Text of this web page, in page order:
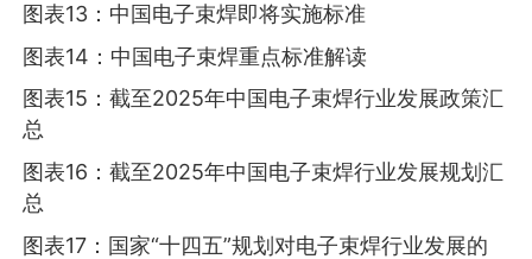
图表13：中国电子束焊即将实施标准
图表14：中国电子束焊重点标准解读
图表15：截至2025年中国电子束焊行业发展政策汇
总
图表16：截至2025年中国电子束焊行业发展规划汇
总
图表17：国家“十四五”规划对电子束焊行业发展的